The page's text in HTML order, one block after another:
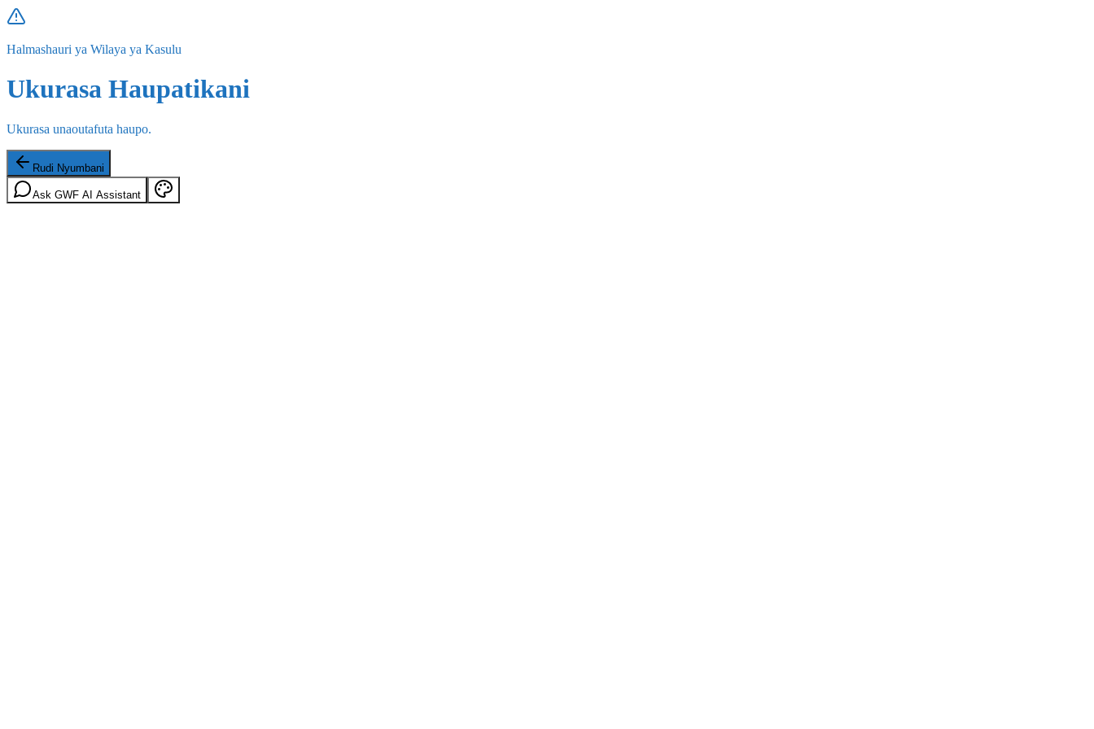
Halmashauri ya Wilaya ya Kasulu
Ukurasa Haupatikani
Ukurasa unaoutafuta haupo.
Rudi Nyumbani
Ask GWF AI Assistant